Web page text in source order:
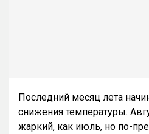
Последний месяц лета
снижения температуры.
жаркий, как июль, но по-